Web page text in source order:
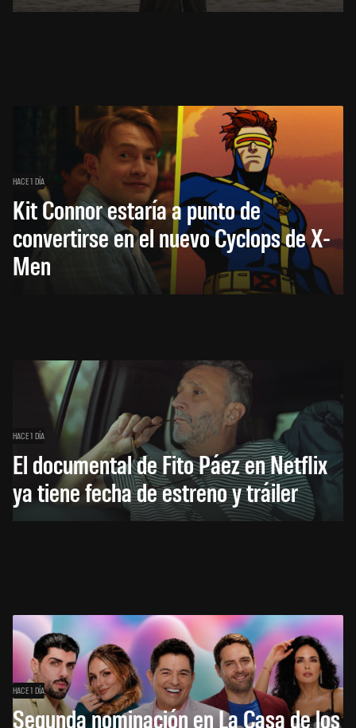
HACE 1 DÍA
Kit Connor estaría a punto de
convertirse en el nuevo Cyclops de X-
Men
HACE 1 DÍA
El documental de Fito Páez en Netflix
ya tiene fecha de estreno y tráiler
HACE 1 DÍA
Segunda nominación en La Casa de los